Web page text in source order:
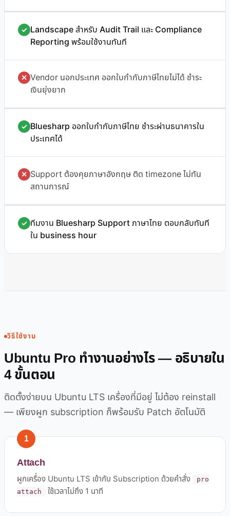
✓ Landscape สำหรับ Audit Trail และ Compliance
Reporting พร้อมใช้งานทันที
✕ Vendor นอกประเทศ ออกใบกำกับภาษีไทยไม่ได้ ชำระ
เงินยุ่งยาก
✓ Bluesharp ออกใบกำกับภาษีไทย ชำระผ่านธนาคารใน
ประเทศได้
✕ Support ต้องคุยภาษาอังกฤษ ติด timezone ไม่ทัน
สถานการณ์
✓ ทีมงาน Bluesharp Support ภาษาไทย ตอบกลับทันที
ใน business hour
วิธีใช้งาน
Ubuntu Pro ทำงานอย่างไร — อธิบายใน
4 ขั้นตอน
ติดตั้งง่ายบน Ubuntu LTS เครื่องที่มีอยู่ ไม่ต้อง reinstall
— เพียงผูก subscription ก็พร้อมรับ Patch อัตโนมัติ
1
Attach
ผูกเครื่อง Ubuntu LTS เข้ากับ Subscription ด้วยคำสั่ง
pro
attach
ใช้เวลาไม่ถึง 1 นาที